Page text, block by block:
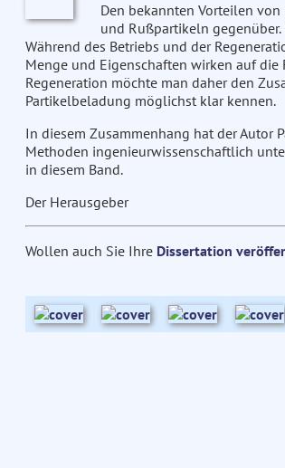
Den bekannten Vorteilen
und Rußpartikeln
Während des Betriebs und der
Menge und Eigenschaften wirken auf
Regeneration möchte man daher den
Partikelbeladung möglichst klar kennen.
In diesem Zusammenhang hat der Autor
Methoden ingenieurwissenschaftlich
in diesem Band.
Der Herausgeber
Wollen auch Sie Ihre Dissertation